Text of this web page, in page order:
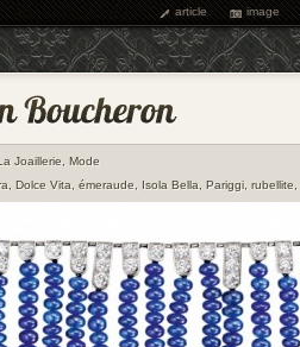
article image
Joaillerie
Mode
Dolce Vita émeraude Isola Bella Pariggi rubellite